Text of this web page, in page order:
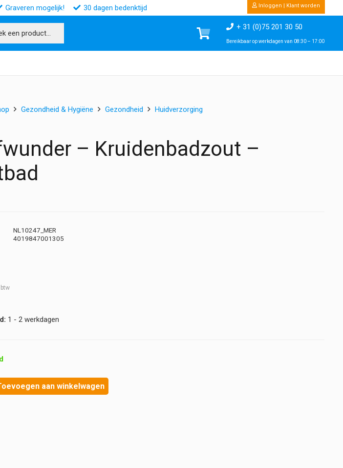
Graveren mogelijk! 30 dagen bedenktijd Inloggen | Klant worden
een product…
+ 31 (0)75 201 30 50
Bereikbaar op werkdagen van 08:30 – 17:00
Gezondheid & Hygiëne Gezondheid Huidverzorging
– Kruidenbadzout –
NL10247_MER
4019847001305
1 - 2 werkdagen
aan winkelwagen